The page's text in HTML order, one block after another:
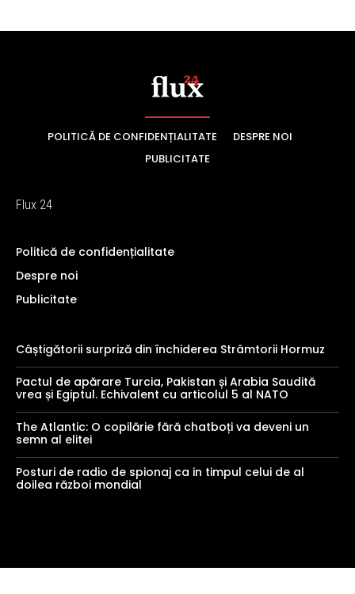
POLITICĂ DE CONFIDENȚIALITATE
DESPRE NOI
PUBLICITATE
Flux 24
Politică de confidențialitate
Despre noi
Publicitate
Câștigătorii surpriză din închiderea Strâmtorii Hormuz
Pactul de apărare Turcia, Pakistan și Arabia Saudită
vrea și Egiptul. Echivalent cu articolul 5 al NATO
The Atlantic: O copilărie fără chatboți va deveni un
semn al elitei
Posturi de radio de spionaj ca in timpul celui de al
doilea război mondial